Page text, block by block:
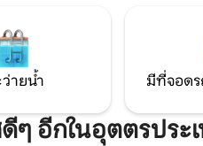
workers seeking comfort,
tranquility. Perfect for couples & friends
for a refreshing escape from
ว่ายน้ำ มีที่จอด
อีกในอุตตรประ